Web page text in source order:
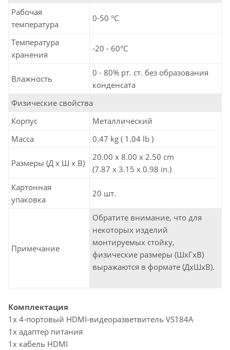
Рабочая
температура
0-50 °C
Температура
хранения
-20 - 60°C
Влажность
0 - 80% рт. ст. без образования
конденсата
Физические свойства
Корпус
Металлический
Масса
0.47 kg ( 1.04 lb )
Размеры (Д х Ш х В)
20.00 x 8.00 x 2.50 cm
(7.87 x 3.15 x 0.98 in.)
Картонная
упаковка
20 шт.
Примечание
Обратите внимание, что для
некоторых изделий
монтируемых стойку,
физические размеры (ШxГxВ)
выражаются в формате (ДxШxВ).
Комплектация
1x 4-портовый HDMI-видеоразветвитель VS184A
1x адаптер питания
1x кабель HDMI